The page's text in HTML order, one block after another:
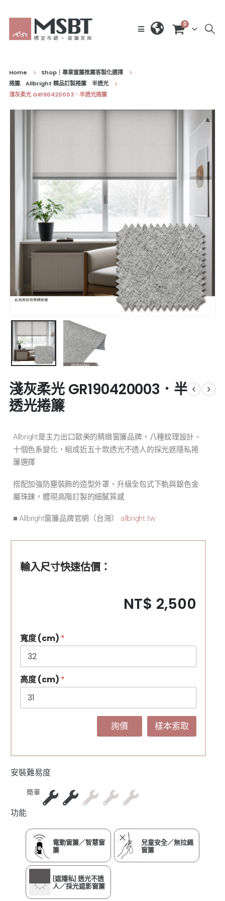
0
Home
Shop｜專業窗簾推薦客製化選擇
捲簾, Allbright 精品訂製捲簾 半透光
淺灰柔光 GR190420003．半透光捲簾
淺灰柔光 GR190420003．半
透光捲簾
Allbright是主力出口歐美的精緻窗簾品牌，八種紋理設計、
十個色系變化，組成近五十款透光不透人的採光遮隱私捲
簾選擇
搭配加強防塵裝飾的造型外罩、升級全包式下軌與銀色金
屬珠鍊，體現高階訂製的細膩質感
■ Allbright窗簾品牌官網（台灣）allbright.tw
輸入尺寸快速估價：
NT$ 2,500
寬度 (cm) *
高度 (cm) *
詢價 樣本索取
安裝難易度
簡單
功能
電動窗簾／智慧窗
簾
兒童安全／無拉繩
窗簾
[遮隱私] 透光不透
人／採光遮影窗簾